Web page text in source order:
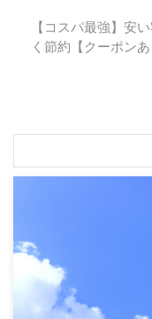
【コスパ最強】安
く節約【クーポンあ